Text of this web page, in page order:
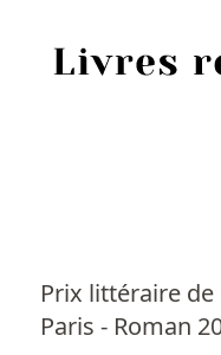
Prix littéraire
Paris - Roman
Personnes